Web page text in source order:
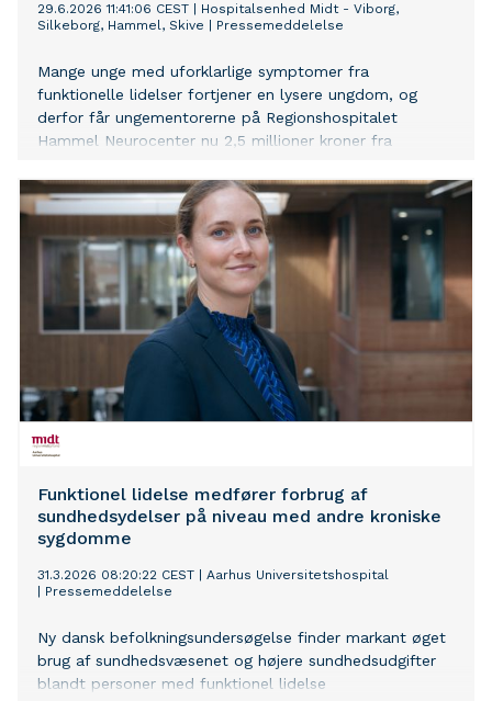
29.6.2026 11:41:06 CEST
Hospitalsenhed Midt - Viborg,
Silkeborg, Hammel, Skive
Pressemeddelelse
Mange unge med uforklarlige symptomer fra
funktionelle lidelser fortjener en lysere ungdom, og
derfor får ungementorerne på Regionshospitalet
Hammel Neurocenter nu 2,5 millioner kroner fra
meningsfulde fællesskaber.
Funktionel lidelse medfører forbrug af
sundhedsydelser på niveau med andre kroniske
sygdomme
31.3.2026 08:20:22 CEST
Aarhus Universitetshospital
Pressemeddelelse
Ny dansk befolkningsundersøgelse finder markant øget
brug af sundhedsvæsenet og højere sundhedsudgifter
blandt personer med funktionel lidelse